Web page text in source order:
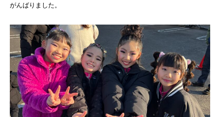
がんばりました。